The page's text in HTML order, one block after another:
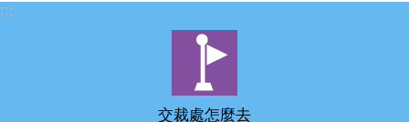
:::
交裁處怎麼去